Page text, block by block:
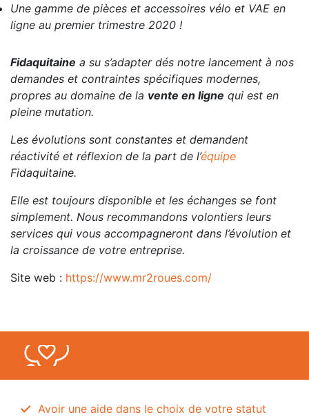
Une gamme de pièces et accessoires vélo et VAE en
ligne au premier trimestre 2020 !
Fidaquitaine a su s’adapter dés notre lancement à nos
demandes et contraintes spécifiques modernes,
propres au domaine de la vente en ligne qui est en
pleine mutation.
Les évolutions sont constantes et demandent
réactivité et réflexion de la part de l’équipe
Fidaquitaine.
Elle est toujours disponible et les échanges se font
simplement. Nous recommandons volontiers leurs
services qui vous accompagneront dans l’évolution et
la croissance de votre entreprise.
Site web : https://www.mr2roues.com/
Avoir une aide dans le choix de votre statut